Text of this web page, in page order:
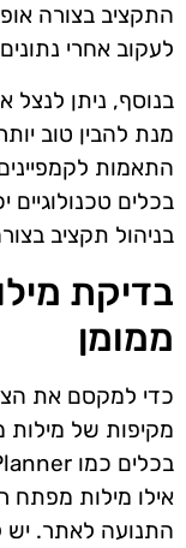
התקציב בצורה
לעקוב אחרי
בנוסף, ניתן לנצל
מנת להבין טוב
התאמות
בכלים טכנולוגיים
בניהול תקציב
בדיקת
ממומן
כדי למקסם את
מקיפות של
אילו מילות מפתח
התנועה לאתר. יש